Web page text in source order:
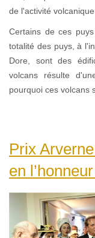
de l'activité
Certains de ces
totalité des puys, à
Dore, sont des
volcans résulte
pourquoi ces volcans
Prix
en